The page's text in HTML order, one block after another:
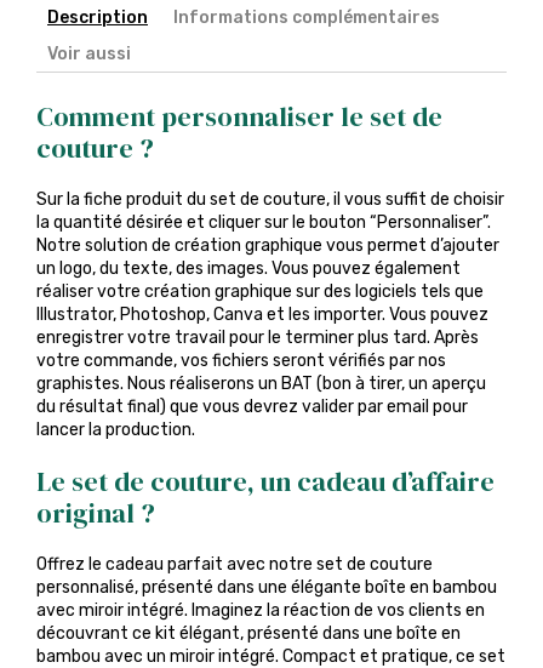
Description
Informations complémentaires
Voir aussi
Comment personnaliser le set de
couture ?
Sur la fiche produit du set de couture, il vous suffit de choisir
la quantité désirée et cliquer sur le bouton “Personnaliser”.
Notre solution de création graphique vous permet d’ajouter
un logo, du texte, des images. Vous pouvez également
réaliser votre création graphique sur des logiciels tels que
Illustrator, Photoshop, Canva et les importer. Vous pouvez
enregistrer votre travail pour le terminer plus tard. Après
votre commande, vos fichiers seront vérifiés par nos
graphistes. Nous réaliserons un BAT (bon à tirer, un aperçu
du résultat final) que vous devrez valider par email pour
lancer la production.
Le set de couture, un cadeau d’affaire
original ?
Offrez le cadeau parfait avec notre set de couture
personnalisé, présenté dans une élégante boîte en bambou
avec miroir intégré. Imaginez la réaction de vos clients en
découvrant ce kit élégant, présenté dans une boîte en
bambou avec un miroir intégré. Compact et pratique, ce set